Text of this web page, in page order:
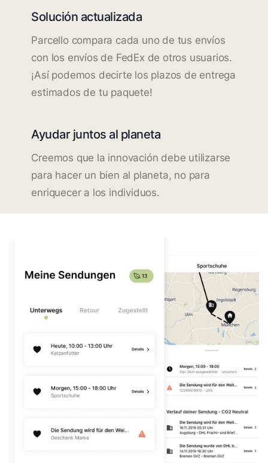
Solución actualizada
Parcello compara cada uno de tus envíos
con los envíos de FedEx de otros usuarios.
¡Así podemos decirte los plazos de entrega
estimados de tu paquete!
Ayudar juntos al planeta
Creemos que la innovación debe utilizarse
para hacer un bien al planeta, no para
enriquecer a los individuos.